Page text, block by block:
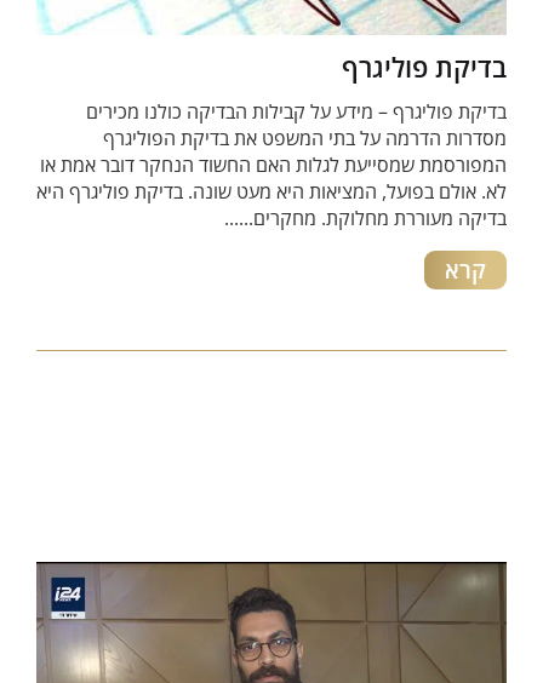
בדיקת פוליגרף
בדיקת פוליגרף – מידע על קבילות הבדיקה כולנו מכירים
מסדרות הדרמה על בתי המשפט את בדיקת הפוליגרף
המפורסמת שמסייעת לגלות האם החשוד הנחקר דובר אמת או
לא. אולם בפועל, המציאות היא מעט שונה. בדיקת פוליגרף היא
בדיקה מעוררת מחלוקת. מחקרים......
קרא